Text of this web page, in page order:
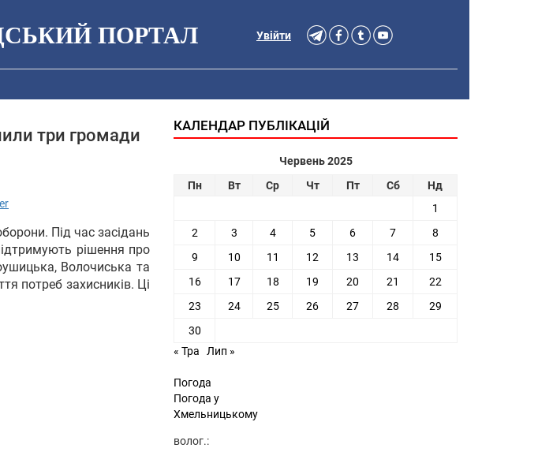
ПОРТАЛ Увійти
три громади
Під час засідань
рішення про
Волочиська та
потреб захисників. Ці
КАЛЕНДАР ПУБЛІКАЦІЙ
Червень 2025
Пн
Вт Ср Чт Пт Сб
Нд
1
2
3 4 5 6 7
8
9
10 11 12 13 14
15
16
17 18 19 20 21
22
23
24 25 26 27 28
29
30
« Тра
Лип »
Погода
Погода у
Хмельницькому
волог.: